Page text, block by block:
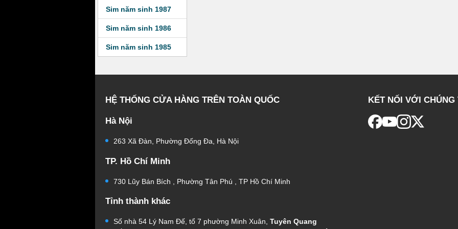
Sim năm sinh 1987
Sim năm sinh 1986
Sim năm sinh 1985
HỆ THỐNG CỬA HÀNG TRÊN TOÀN QUỐC
Hà Nội
263 Xã Đàn, Phường Đống Đa, Hà Nội
TP. Hồ Chí Minh
730 Lũy Bán Bích , Phường Tân Phú , TP Hồ Chí Minh
Tỉnh thành khác
Số nhà 54 Lý Nam Đế, tổ 7 phường Minh Xuân, Tuyên Quang
KẾT NỐI VỚI CHÚNG